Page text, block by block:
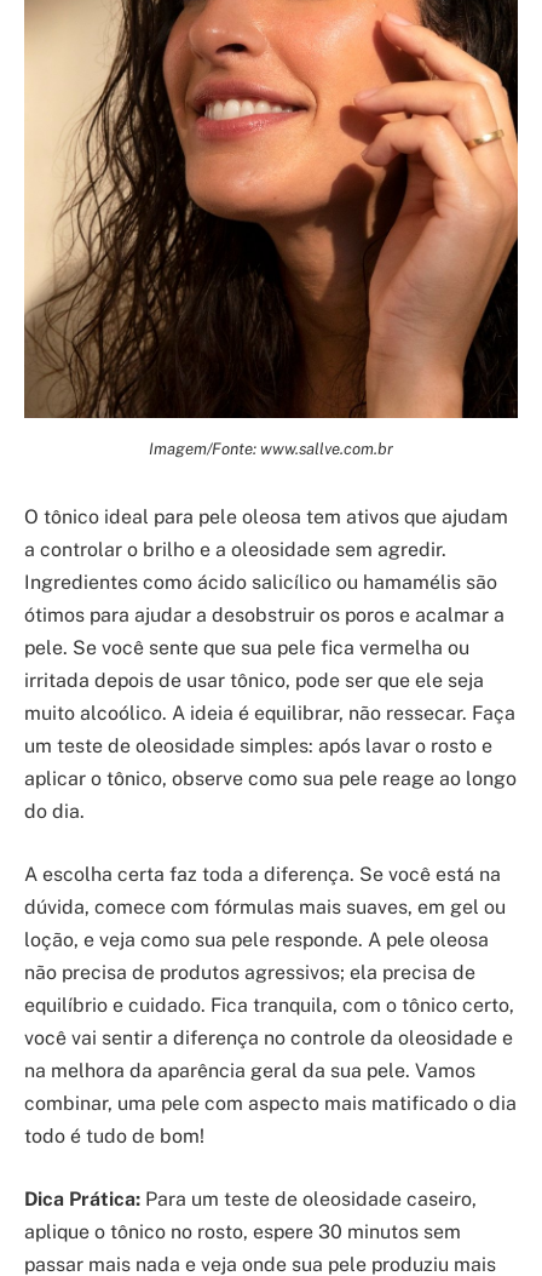
Imagem/Fonte: www.sallve.com.br
O tônico ideal para pele oleosa tem ativos que ajudam
a controlar o brilho e a oleosidade sem agredir.
Ingredientes como ácido salicílico ou hamamélis são
ótimos para ajudar a desobstruir os poros e acalmar a
pele. Se você sente que sua pele fica vermelha ou
irritada depois de usar tônico, pode ser que ele seja
muito alcoólico. A ideia é equilibrar, não ressecar. Faça
um teste de oleosidade simples: após lavar o rosto e
aplicar o tônico, observe como sua pele reage ao longo
do dia.
A escolha certa faz toda a diferença. Se você está na
dúvida, comece com fórmulas mais suaves, em gel ou
loção, e veja como sua pele responde. A pele oleosa
não precisa de produtos agressivos; ela precisa de
equilíbrio e cuidado. Fica tranquila, com o tônico certo,
você vai sentir a diferença no controle da oleosidade e
na melhora da aparência geral da sua pele. Vamos
combinar, uma pele com aspecto mais matificado o dia
todo é tudo de bom!
Dica Prática: Para um teste de oleosidade caseiro,
aplique o tônico no rosto, espere 30 minutos sem
passar mais nada e veja onde sua pele produziu mais